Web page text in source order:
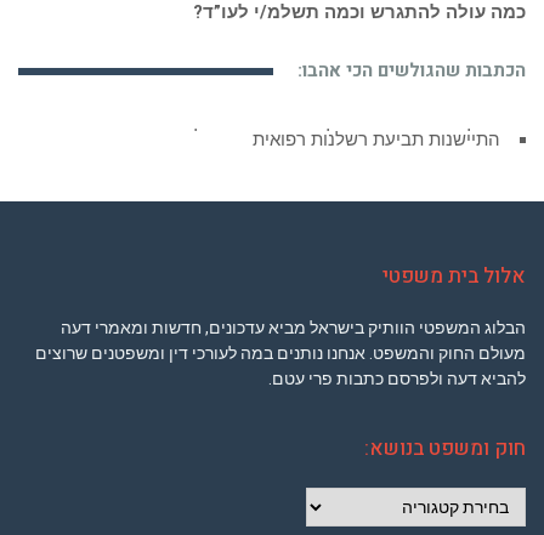
כמה עולה להתגרש וכמה תשלמ/י לעו”ד?
הכתבות שהגולשים הכי אהבו:
התיישנות תביעת רשלנות רפואית
אלול בית משפטי
הבלוג המשפטי הוותיק בישראל מביא עדכונים, חדשות ומאמרי דעה
מעולם החוק והמשפט. אנחנו נותנים במה לעורכי דין ומשפטנים שרוצים
להביא דעה ולפרסם כתבות פרי עטם.
חוק ומשפט בנושא:
ומשפט